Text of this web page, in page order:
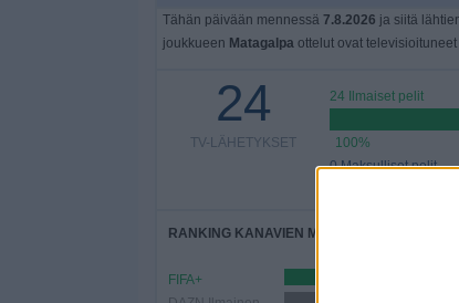
Tähän päivään mennessä 7.8.2026 ja siitä
joukkueen Matagalpaottelut ovat televisioituneet
24
TV-LÄHETYKSET
24 Ilmaiset pelit
100%
0 Maksulliset pelit
RANKING KANAVIEN MUKAAN
FIFA+